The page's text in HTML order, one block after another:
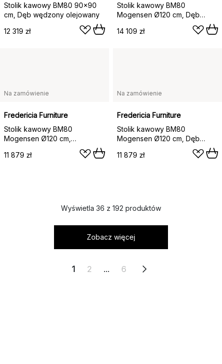
Stolik kawowy BM80 90x90
cm, Dęb wędzony olejowany
12 319 zł
Stolik kawowy BM80
Mogensen Ø120 cm, Dęb
14 109 zł
Na zamówienie
Fredericia Furniture
Stolik kawowy BM80
Mogensen Ø120 cm,
11 879 zł
Na zamówienie
Fredericia Furniture
Stolik kawowy BM80
Mogensen Ø120 cm, Dęb
11 879 zł
Wyświetla 36 z 192 produktów
Zobacz więcej
1 2 ... 6